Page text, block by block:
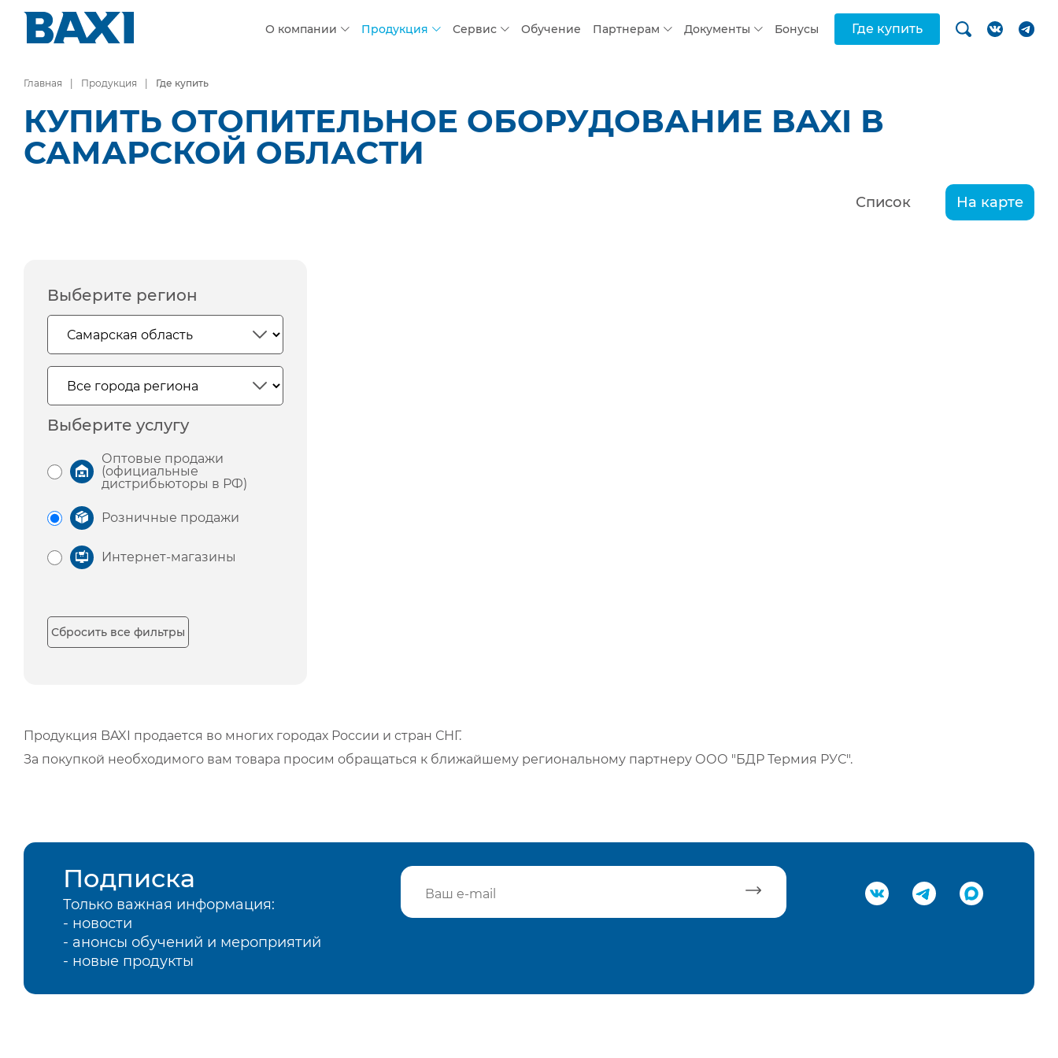
О компании Продукция Сервис Обучение Партнерам Документы Бонусы Где купить
Главная Продукция Где купить
КУПИТЬ ОТОПИТЕЛЬНОЕ ОБОРУДОВАНИЕ BAXI В
САМАРСКОЙ ОБЛАСТИ
Список На карте
Выберите регион
Выберите услугу
Оптовые продажи
(официальные
дистрибьюторы в РФ)
Розничные продажи
Интернет-магазины
Сбросить все фильтры
Продукция BAXI продается во многих городах России и стран СНГ.
За покупкой необходимого вам товара просим обращаться к ближайшему региональному партнеру ООО "БДР Термия РУС".
Подписка
Только важная информация:
- новости
- анонсы обучений и мероприятий
- новые продукты